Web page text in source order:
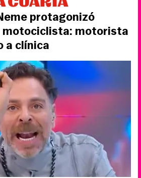
protagonizó
motociclista: motorista
a clínica